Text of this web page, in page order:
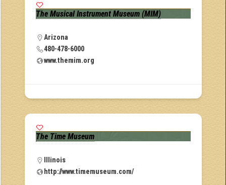
The Musical Instrument Museum (MIM)
Arizona
480-478-6000
www.themim.org
The Time Museum
Illinois
http://www.timemuseum.com/